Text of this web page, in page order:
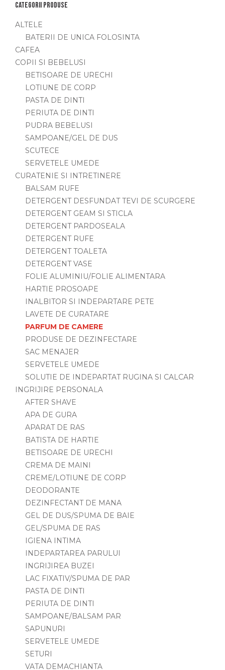
Categorii produse
ALTELE
BATERII DE UNICA FOLOSINTA
CAFEA
COPII SI BEBELUSI
BETISOARE DE URECHI
LOTIUNE DE CORP
PASTA DE DINTI
PERIUTA DE DINTI
PUDRA BEBELUSI
SAMPOANE/GEL DE DUS
SCUTECE
SERVETELE UMEDE
CURATENIE SI INTRETINERE
BALSAM RUFE
DETERGENT DESFUNDAT TEVI DE SCURGERE
DETERGENT GEAM SI STICLA
DETERGENT PARDOSEALA
DETERGENT RUFE
DETERGENT TOALETA
DETERGENT VASE
FOLIE ALUMINIU/FOLIE ALIMENTARA
HARTIE PROSOAPE
INALBITOR SI INDEPARTARE PETE
LAVETE DE CURATARE
PARFUM DE CAMERE
PRODUSE DE DEZINFECTARE
SAC MENAJER
SERVETELE UMEDE
SOLUTIE DE INDEPARTAT RUGINA SI CALCAR
INGRIJIRE PERSONALA
AFTER SHAVE
APA DE GURA
APARAT DE RAS
BATISTA DE HARTIE
BETISOARE DE URECHI
CREMA DE MAINI
CREME/LOTIUNE DE CORP
DEODORANTE
DEZINFECTANT DE MANA
GEL DE DUS/SPUMA DE BAIE
GEL/SPUMA DE RAS
IGIENA INTIMA
INDEPARTAREA PARULUI
INGRIJIREA BUZEI
LAC FIXATIV/SPUMA DE PAR
PASTA DE DINTI
PERIUTA DE DINTI
SAMPOANE/BALSAM PAR
SAPUNURI
SERVETELE UMEDE
SETURI
VATA DEMACHIANTA